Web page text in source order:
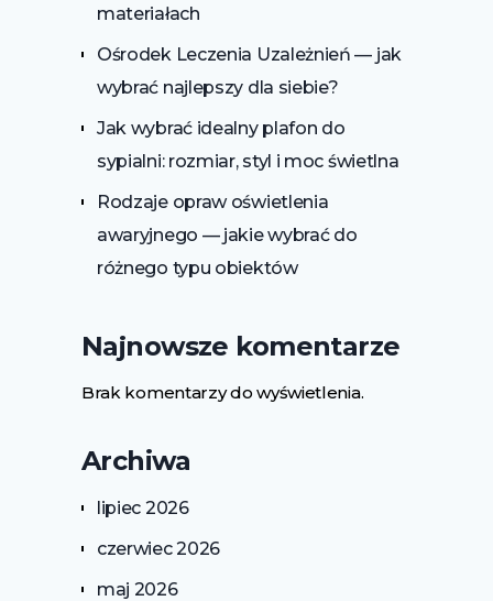
materiałach
Ośrodek Leczenia Uzależnień — jak
wybrać najlepszy dla siebie?
Jak wybrać idealny plafon do
sypialni: rozmiar, styl i moc świetlna
Rodzaje opraw oświetlenia
awaryjnego — jakie wybrać do
różnego typu obiektów
Najnowsze komentarze
Brak komentarzy do wyświetlenia.
Archiwa
lipiec 2026
czerwiec 2026
maj 2026